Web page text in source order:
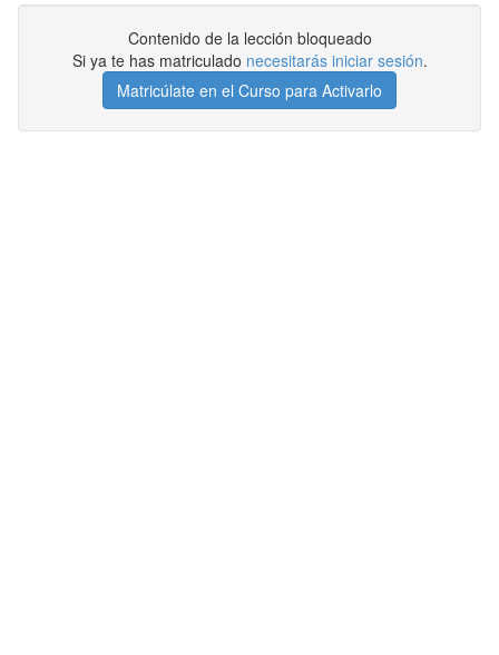
Contenido de la lección bloqueado
Si ya te has matriculado necesitarás iniciar sesión.
Matricúlate en el Curso para Activarlo